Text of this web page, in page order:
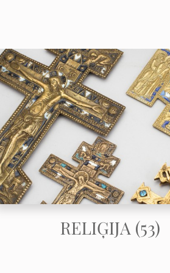
RELIĢIJA (53)